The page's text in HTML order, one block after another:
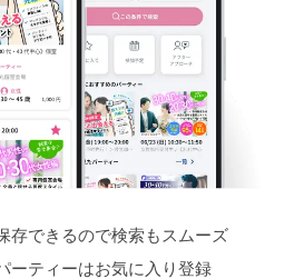
存できるので検索もスムーズ
ーティーはお気に入り登録